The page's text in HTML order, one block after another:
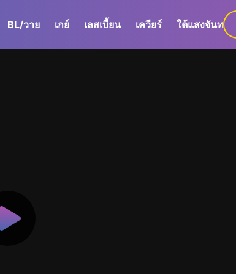
BL/วาย เกย์ เลสเบี้ยน เควียร์ ใต้แสงจันทร์